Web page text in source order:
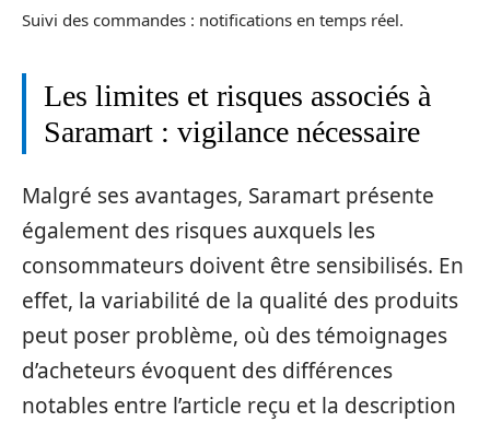
Suivi des commandes : notifications en temps réel.
Les limites et risques associés à
Saramart : vigilance nécessaire
Malgré ses avantages, Saramart présente
également des risques auxquels les
consommateurs doivent être sensibilisés. En
effet, la variabilité de la qualité des produits
peut poser problème, où des témoignages
d’acheteurs évoquent des différences
notables entre l’article reçu et la description